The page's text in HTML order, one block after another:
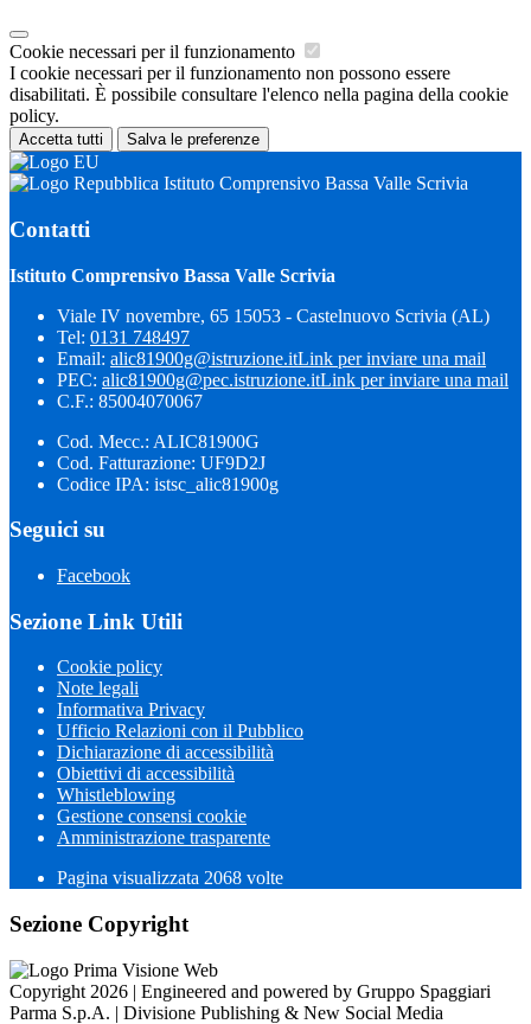
Cookie necessari per il funzionamento
I cookie necessari per il funzionamento non possono essere
disabilitati. È possibile consultare l'elenco nella pagina della cookie
policy.
Accetta tutti Salva le preferenze
Istituto Comprensivo Bassa Valle Scrivia
Contatti
Istituto Comprensivo Bassa Valle Scrivia
Viale IV novembre, 65 15053 - Castelnuovo Scrivia (AL)
Tel: 0131 748497
Email: alic81900g@istruzione.itLink per inviare una mail
PEC: alic81900g@pec.istruzione.itLink per inviare una mail
C.F.: 85004070067
Cod. Mecc.: ALIC81900G
Cod. Fatturazione: UF9D2J
Codice IPA: istsc_alic81900g
Seguici su
Facebook
Sezione Link Utili
Cookie policy
Note legali
Informativa Privacy
Ufficio Relazioni con il Pubblico
Dichiarazione di accessibilità
Obiettivi di accessibilità
Whistleblowing
Gestione consensi cookie
Amministrazione trasparente
Pagina visualizzata 2068 volte
Sezione Copyright
Copyright 2026 | Engineered and powered by Gruppo Spaggiari
Parma S.p.A. | Divisione Publishing & New Social Media